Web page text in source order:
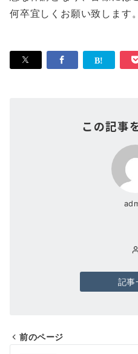
何卒宜しくお願い致します。
この記事
記事
前のページ